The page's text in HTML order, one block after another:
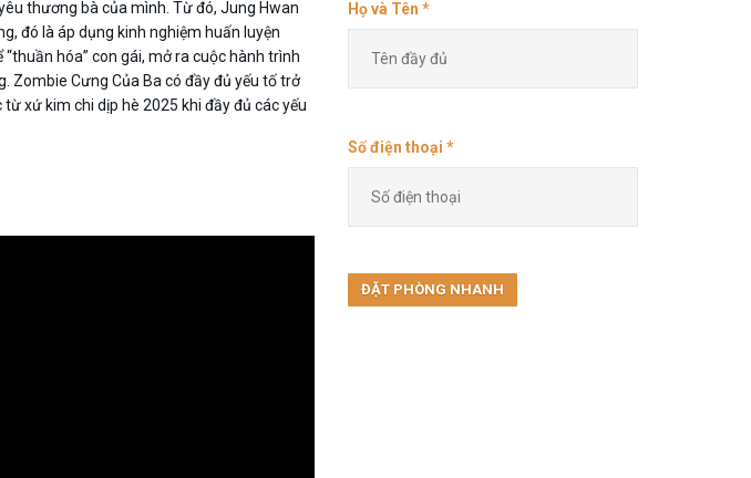
thương bà của mình. Từ đó, Jung Hwan
đó là áp dụng kinh nghiệm huấn luyện
hóa” con gái, mở ra cuộc hành trình
Zombie Cưng Của Ba có đầy đủ yếu tố trở
từ xứ kim chi dịp hè 2025 khi đầy đủ các yếu
Họ và Tên *
Số điện thoại *